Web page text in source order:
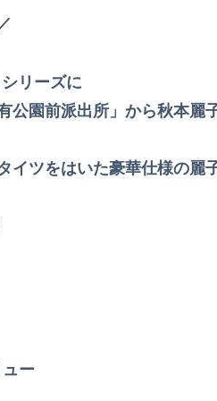
リーズに
公園前派出所」から秋本麗
イツをはいた豪華仕様の麗
ー